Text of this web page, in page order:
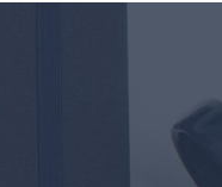
Magníficos